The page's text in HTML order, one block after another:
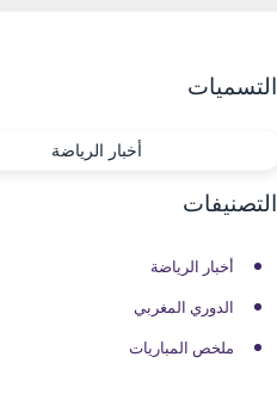
التسميات
أخبار الرياضة
التصنيفات
أخبار الرياضة
الدوري المغربي
ملخص المباريات